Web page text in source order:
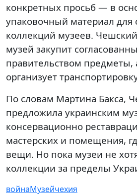
конкретных просьб — в
упаковочный материал для
коллекций музеев.
музей закупит
правительством предметы,
организует
По словам Мартина Бакса,
предложила украинским
консервационно
мастерских и помещения,
вещи. Но пока музеи не
коллекции за пределы
войнаМузейчехия